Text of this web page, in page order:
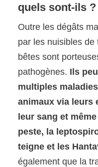
quels sont-ils ?
Outre les dégâts
par les nuisibles de
bêtes sont
pathogènes. Ils
multiples
animaux via leurs
leur sang et
peste, la
teigne et les
également que la